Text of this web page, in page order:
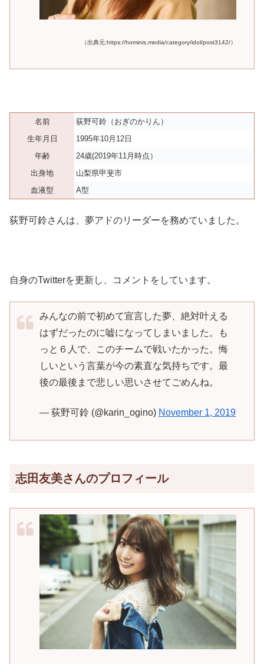
（出典元;https://hominis.media/category/idol/post3142/）
名前
荻野可鈴（おぎのかりん）
生年月日
1995年10月12日
年齢
24歳(2019年11月時点）
出身地
山梨県甲斐市
血液型
A型
荻野可鈴さんは、夢アドのリーダーを務めていました。
自身のTwitterを更新し、コメントをしています。
みんなの前で初めて宣言した夢、絶対叶える
はずだったのに嘘になってしまいました。も
っと６人で、このチームで戦いたかった。悔
しいという言葉が今の素直な気持ちです。最
後の最後まで悲しい思いさせてごめんね。
— 荻野可鈴 (@karin_ogino) November 1, 2019
志田友美さんのプロフィール